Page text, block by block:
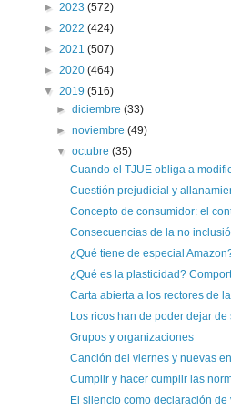
► 2023 (572)
► 2022 (424)
► 2021 (507)
► 2020 (464)
▼ 2019 (516)
►diciembre(33)
►noviembre(49)
▼octubre(35)
Cuando el TJUE obliga a
Cuestión prejudicial y
Concepto de consumidor: el
Consecuencias de la no
¿Qué tiene de especial
¿Qué es la plasticidad?
Carta abierta a los rectores de
Los ricos han de poder dejar de
Grupos y organizaciones
Canción del viernes y nuevas
Cumplir y hacer cumplir las
El silencio como declaración de